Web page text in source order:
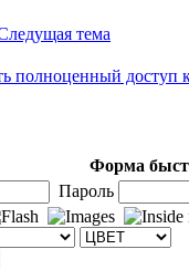
тема
полноценный доступ
Форма
Пароль